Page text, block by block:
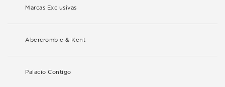
Marcas Exclusivas
Abercrombie & Kent
Palacio Contigo